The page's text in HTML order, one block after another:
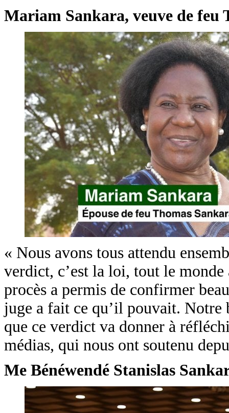
Mariam Sankara, veuve de feu
« Nous avons tous attendu
verdict, c’est la loi, tout le
procès a permis de confirmer
juge a fait ce qu’il pouvait. Notre
que ce verdict va donner à
médias, qui nous ont soutenu
Me Bénéwendé Stanislas